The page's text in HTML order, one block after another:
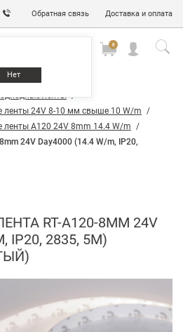
Нет
Обратная связь Доставка и оплата
0
ленты
ленты 24V 8-10 мм свыше 10 W/m
ленты A120 24V 8mm 14.4 W/m
24V Day4000 (14.4 W/m, IP20,
RT-A120-8MM 24V
IP20, 2835, 5M)